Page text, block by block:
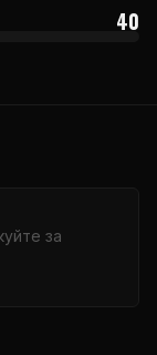
40
за